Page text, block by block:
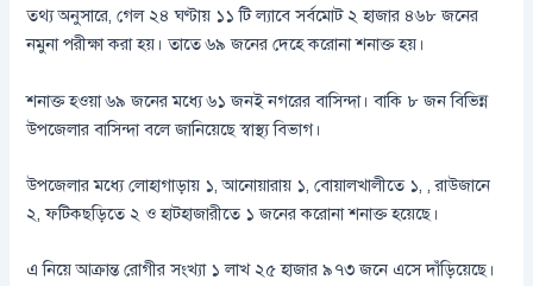
তথ্য অনুসারে, গেল ২৪ ঘণ্টায় ১১ টি ল্যাবে সর্বমোট ২ হাজার ৪৬৮ জনের
নমুনা পরীক্ষা করা হয়। তাতে ৬৯ জনের দেহে করোনা শনাক্ত হয়।
শনাক্ত হওয়া ৬৯ জনের মধ্যে ৬১ জনই নগরের বাসিন্দা। বাকি ৮ জন বিভিন্ন
উপজেলার বাসিন্দা বলে জানিয়েছে স্বাস্থ্য বিভাগ।
উপজেলার মধ্যে লোহাগাড়ায় ১, আনোয়ারায় ১, বোয়ালখালীতে ১, , রাউজানে
২, ফটিকছড়িতে ২ ও হাটহাজারীতে ১ জনের করোনা শনাক্ত হয়েছে।
এ নিয়ে আক্রান্ত রোগীর সংখ্যা ১ লাখ ২৫ হাজার ৯৭৩ জনে এসে দাঁড়িয়েছে।